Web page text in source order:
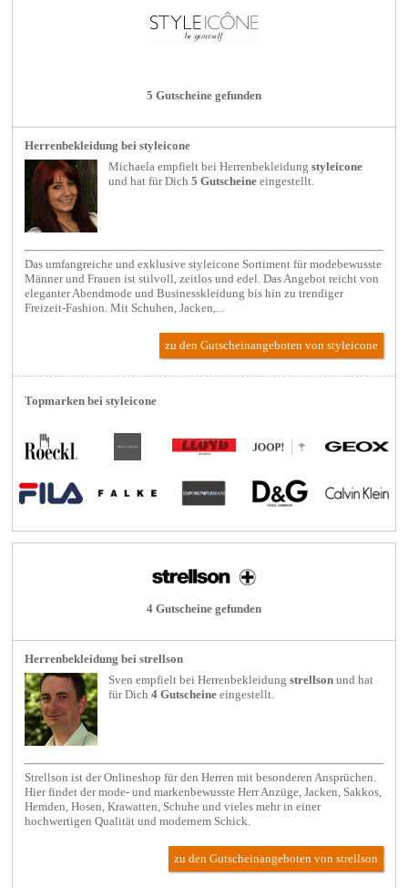
5 Gutscheine gefunden
Herrenbekleidung bei styleicone
Michaela empfielt beiHerrenbekleidung styleicone
und hat für Dich5 Gutscheine eingestellt.
Das umfangreiche und exklusive styleicone Sortiment für modebewusste
Männer und Frauen ist stilvoll, zeitlos und edel. Das Angebot reicht von
eleganter Abendmode und Businesskleidung bis hin zu trendiger
Freizeit-Fashion. Mit Schuhen, Jacken,...
zu den Gutscheinangeboten von styleicone
Topmarken bei styleicone
4 Gutscheine gefunden
Herrenbekleidung bei strellson
Sven empfielt beiHerrenbekleidung strellson und hat
für Dich4 Gutscheine eingestellt.
Strellson ist der Onlineshop für den Herren mit besonderen Ansprüchen.
Hier findet der mode- und markenbewusste Herr Anzüge, Jacken, Sakkos,
Hemden, Hosen, Krawatten, Schuhe und vieles mehr in einer
hochwertigen Qualität und modernem Schick.
zu den Gutscheinangeboten von strellson